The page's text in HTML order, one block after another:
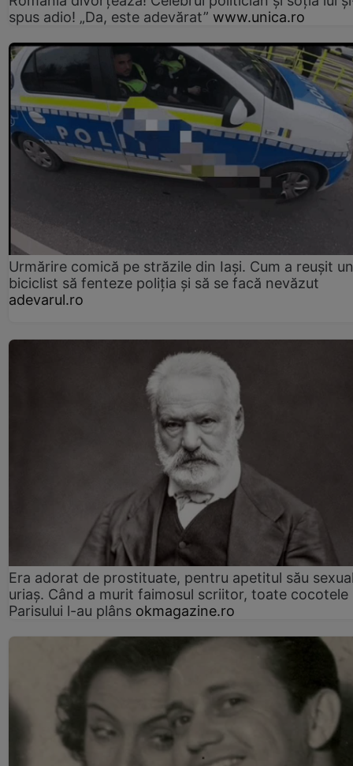
spus adio! „Da, este adevărat” www.unica.ro
Urmărire comică pe străzile din Iași. Cum a reușit un
biciclist să fenteze poliția și să se facă nevăzut
adevarul.ro
Era adorat de prostituate, pentru apetitul său
uriaș. Când a murit faimosul scriitor, toate cocotele
Parisului l-au plâns okmagazine.ro